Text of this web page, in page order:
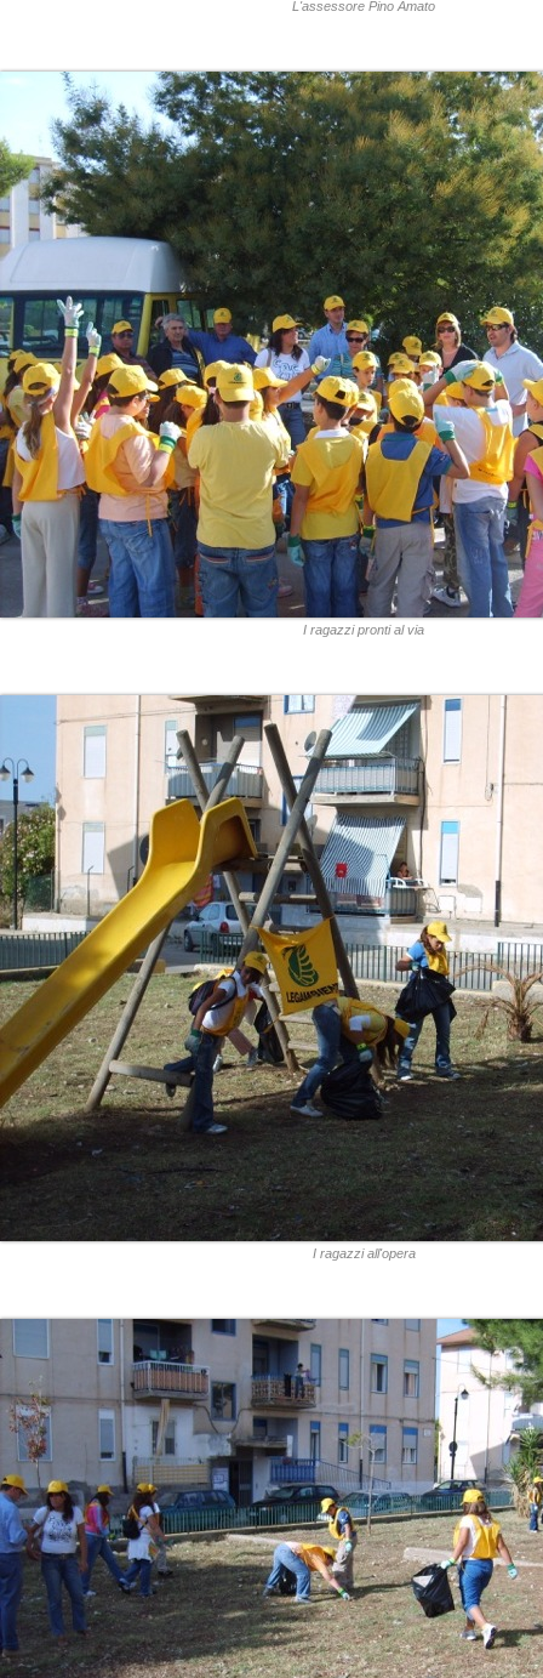
L'assessore Pino Amato
I ragazzi pronti al via
I ragazzi all'opera